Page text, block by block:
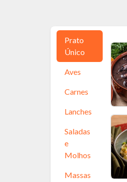
Prato
Único
Aves
Carnes
Lanches
Saladas
e
Molhos
Massas